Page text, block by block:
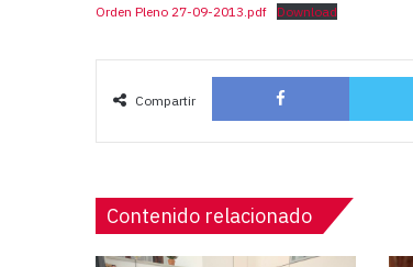
Orden Pleno 27-09-2013.pdf Download
Compartir
Facebook
Contenido relacionado